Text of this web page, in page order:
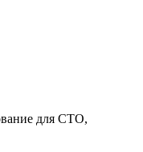
для СТО,